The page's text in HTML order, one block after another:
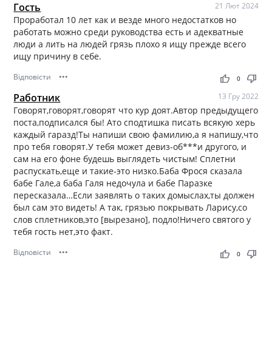
Гость 21 Лют 2024
Проработал 10 лет как и везде много недостатков но
работать можно среди руководства есть и адекватные
люди а лить на людей грязь плохо я ищу прежде всего
ищу причину в себе.
Відповісти ••• thumb_up thumb_down
0
Работник 13 Гру 2022
Говорят,говорят,говорят что кур доят.Автор предыдущего
поста,подписался бы! Ато сподтишка писать всякую херь
каждый гаразд!Ты напиши свою фамилию,а я напишу,что
про тебя говорят.У тебя может девиз-об***и другого, и
сам на его фоне будешь выглядеть чистым! Сплетни
распускать,еще и такие-это низко.Баба Фрося сказала
бабе Гале,а баба Галя недочула и бабе Паразке
пересказала…Если заявлять о таких домыслах,ты должен
был сам это видеть! А так, грязью покрывать Ларису,со
слов сплетников,это [вырезано], подло!Ничего святого у
тебя гость нет,это факт.
Відповісти ••• thumb_up thumb_down
0